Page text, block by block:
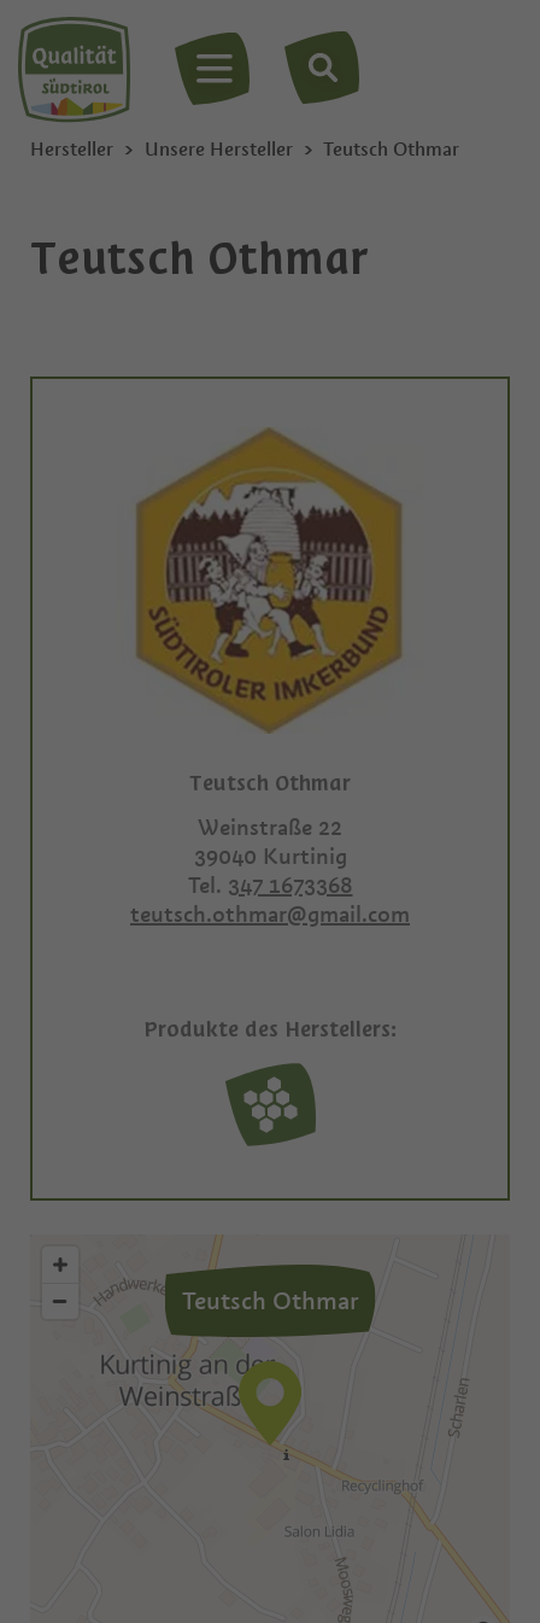
MENÜ
Hersteller Unsere Hersteller Teutsch Othmar
Teutsch Othmar
Teutsch Othmar
Weinstraße 22
39040 Kurtinig
Tel. 347 1673368
teutsch.othmar@gmail.com
Produkte des Herstellers:
Teutsch Othmar